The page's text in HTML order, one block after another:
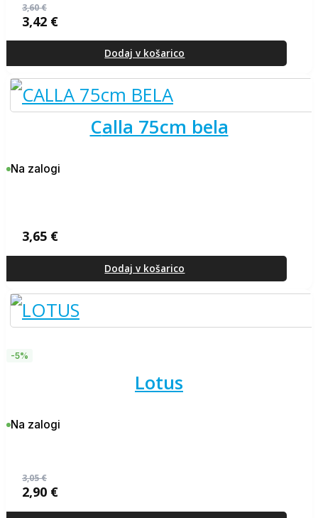
3,60€
cena
3,60 €.
3,42 €
cena
Dodaj v košarico
calla 75cm bela
Na zalogi
3,65 €
Dodaj v košarico
-5%
lotus
Na zalogi
3,05€
cena
2,90 €
cena